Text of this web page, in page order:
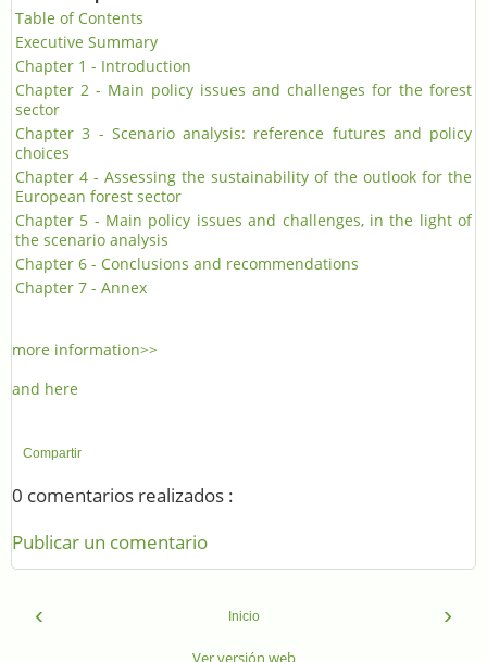
Table of Contents
Executive Summary
Chapter 1 - Introduction
Chapter 2 - Main policy issues and challenges for the forest
sector
Chapter 3 - Scenario analysis: reference futures and policy
choices
Chapter 4 - Assessing the sustainability of the outlook for the
European forest sector
Chapter 5 - Main policy issues and challenges, in the light of
the scenario analysis
Chapter 6 - Conclusions and recommendations
Chapter 7 - Annex
more information>>
and here
Compartir
0 comentarios realizados :
Publicar un comentario
‹ ›
Inicio
Ver versión web